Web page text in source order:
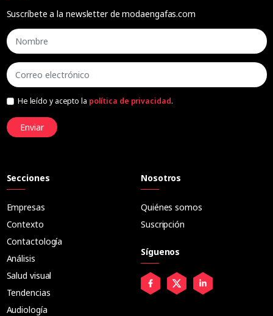
Suscríbete a la newsletter de modaengafas.com
He leído y acepto la política de privacidad.
Enviar
Secciones
Empresas
Contexto
Contactología
Análisis
Salud visual
Tendencias
Audiología
Nosotros
Quiénes somos
Suscripción
Síguenos